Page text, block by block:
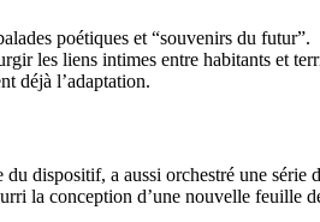
poétiques et “souvenirs du futur”.
les liens intimes entre habitants et
déjà l’adaptation.
dispositif, a aussi orchestré une
la conception d’une nouvelle feuille